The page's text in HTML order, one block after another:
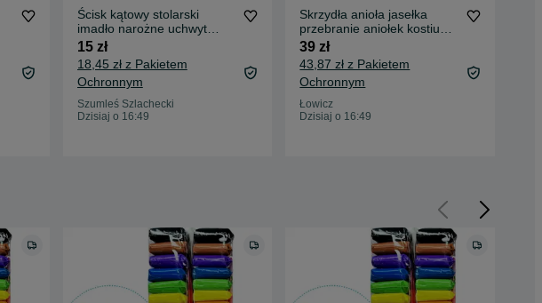
Ścisk kątowy stolarski
imadło narożne uchwyt
metal
15 zł
18,45 zł z Pakietem
Ochronnym
Szumleś Szlachecki
Dzisiaj o 16:49
Skrzydła anioła jasełka
przebranie aniołek kostium
różdżka aureola
39 zł
43,87 zł z Pakietem
Ochronnym
Łowicz
Dzisiaj o 16:49